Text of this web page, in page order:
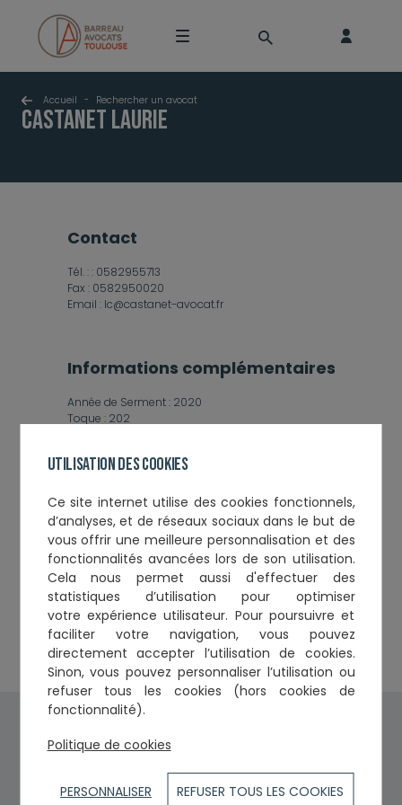
Utilisation des cookies
Ce site internet utilise des cookies fonctionnels,
d’analyses, et de réseaux sociauxdans le but de
vous offrir une meilleure personnalisation et des
fonctionnalités avancées lors de son utilisation.
Cela nous permet aussi d'effectuerdes
statistiques d’utilisationpour optimiser
votre expérience utilisateur. Pour poursuivre et
faciliter votre navigation, vous pouvez
directement accepter l’utilisation de cookies.
Sinon, vous pouvez personnaliser l’utilisation ou
refuser tous les cookies (hors cookies de
fonctionnalité).
Politique de cookies
PERSONNALISER REFUSER TOUS LES COOKIES
Accueil - Rechercher un avocat
CASTANET Laurie
contact
Tél. : : 0582955713
Fax : 0582950020
Email : lc@castanet-avocat.fr
Informations complémentaires
Année de Serment : 2020
Toque : 202
Cabinets et établissements
2, place Rouaix 2ème étage
31000
TOULOUSE
0582955713
Fax :0582950020
Courriel :
contact@castanet-avocat.fr